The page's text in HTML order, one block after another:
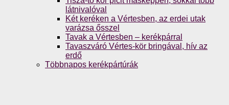
látnivalóval
Két keréken a Vértesben, az erdei utak
varázsa ősszel
Tavak a Vértesben – kerékpárral
Tavaszváró Vértes-kör bringával, hív az
erdő
Többnapos kerékpártúrák